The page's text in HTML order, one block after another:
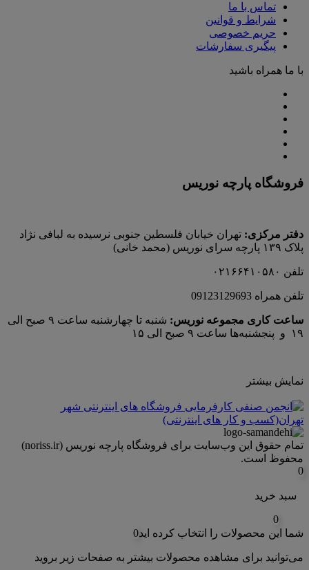
تماس با ما
شرایط و قوانین
حریم خصوصی
پیگیری سفارشات
با ما همراه باشید
فروشگاه پارچه نوریس
دفتر مرکزی: تهران خیابان فلسطین جنوبی نرسیده به لبافی نژاد
پلاک ۱۳۹ پارچه‌ سرای نوريس (محمد خانی)
تلفن ۰۲۱۶۶۴۱۰۵۸۰
تلفن همراه 09123129693
ساعت کاری مجموعه نوریس:
شنبه تا چهارشنبه ساعت ۹ صبح الی
۱۹ و پنجشنبه‌ها ساعت ۹ صبح الی ۱۵
نمایش بیشتر
تمام حقوق اين وب‌سايت برای فروشگاه پارچه نوریس (noriss.ir)
محفوظ است.
0
سبد خرید
0
شما این محصولات را انتخاب کرده اید0
می‌توانید برای مشاهده محصولات بیشتر به صفحات زیر بروید